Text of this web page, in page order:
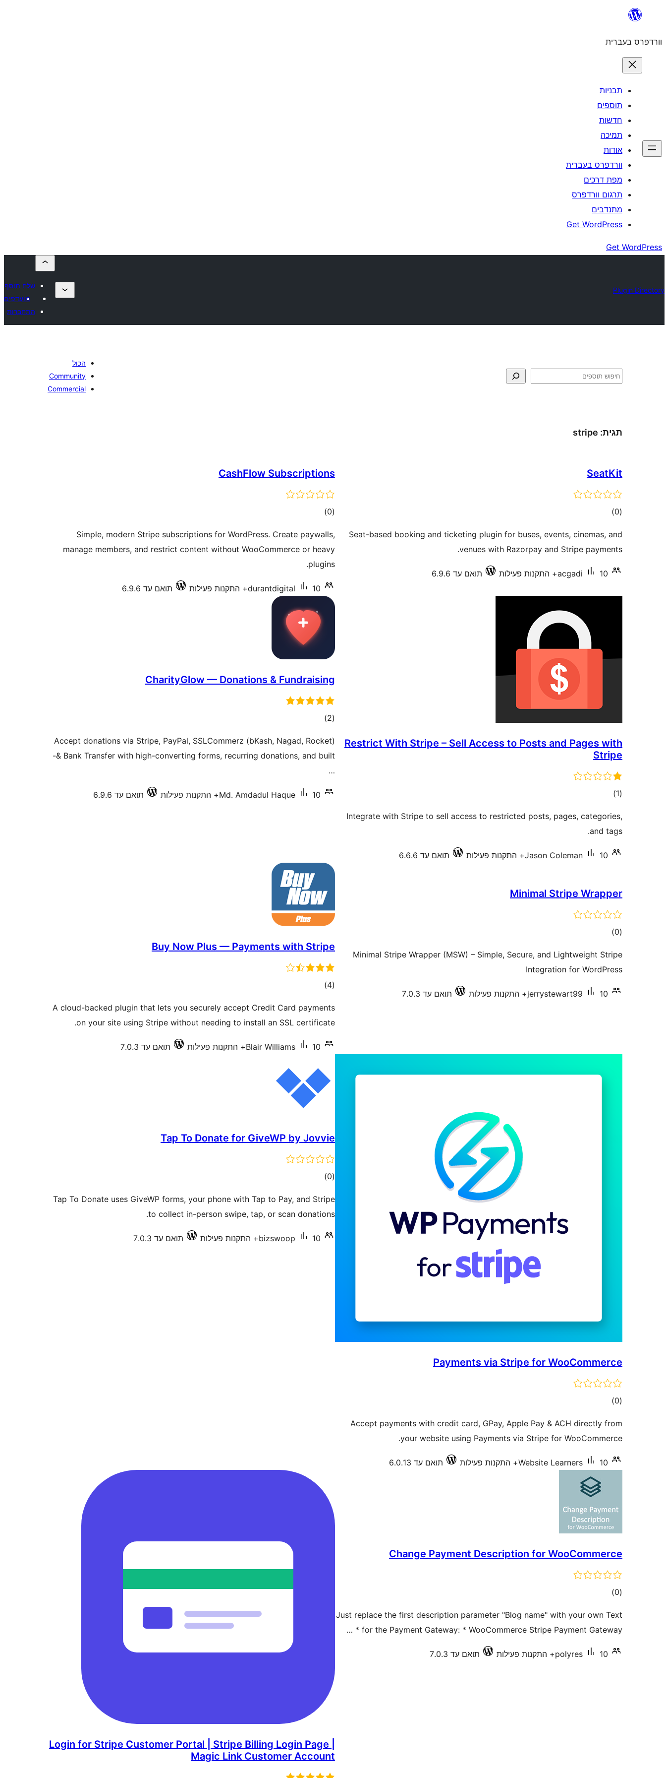
וורדפרס בעברית
תבניות
תוספים
חדשות
תמיכה
אודות
וורדפרס בעברית
מפת דרכים
תרגום וורדפרס
מתנדבים
Get WordPress
Get WordPress
Plugin Directory
שלח תוסף
מועדפים
התחברות
חיפוש
הכול
Community
Commercial
תגית: stripe
SeatKit
(0 דרוגים)
Seat-based booking and ticketing plugin for buses, events, cinemas, and
venues with Razorpay and Stripe payments.
acgadi 10+ התקנות פעילות תואם עד 6.9.6
CashFlow Subscriptions
(0 דרוגים)
Simple, modern Stripe subscriptions for WordPress. Create paywalls,
manage members, and restrict content without WooCommerce or heavy
plugins.
durantdigital 10+ התקנות פעילות תואם עד 6.9.6
Restrict With Stripe – Sell Access to Posts and Pages with
Stripe
(1 דרוגים)
Integrate with Stripe to sell access to restricted posts, pages, categories,
and tags.
Jason Coleman 10+ התקנות פעילות תואם עד 6.6.6
CharityGlow — Donations & Fundraising
(2 דרוגים)
Accept donations via Stripe, PayPal, SSLCommerz (bKash, Nagad, Rocket)
& Bank Transfer with high-converting forms, recurring donations, and built-
…
Md. Amdadul Haque 10+ התקנות פעילות תואם עד 6.9.6
Minimal Stripe Wrapper
(0 דרוגים)
Minimal Stripe Wrapper (MSW) – Simple, Secure, and Lightweight Stripe
Integration for WordPress
jerrystewart99 10+ התקנות פעילות תואם עד 7.0.3
Buy Now Plus — Payments with Stripe
(4 דרוגים)
A cloud-backed plugin that lets you securely accept Credit Card payments
on your site using Stripe without needing to install an SSL certificate.
Blair Williams 10+ התקנות פעילות תואם עד 7.0.3
Payments via Stripe for WooCommerce
(0 דרוגים)
Accept payments with credit card, GPay, Apple Pay & ACH directly from
your website using Payments via Stripe for WooCommerce.
Website Learners 10+ התקנות פעילות תואם עד 6.0.13
Tap To Donate for GiveWP by Jovvie
(0 דרוגים)
Tap To Donate uses GiveWP forms, your phone with Tap to Pay, and Stripe
to collect in-person swipe, tap, or scan donations.
bizswoop 10+ התקנות פעילות תואם עד 7.0.3
Change Payment Description for WooCommerce
(0 דרוגים)
Just replace the first description parameter "Blog name" with your own Text
for the Payment Gateway: * WooCommerce Stripe Payment Gateway * …
polyres 10+ התקנות פעילות תואם עד 7.0.3
Login for Stripe Customer Portal | Stripe Billing Login Page |
Magic Link Customer Account